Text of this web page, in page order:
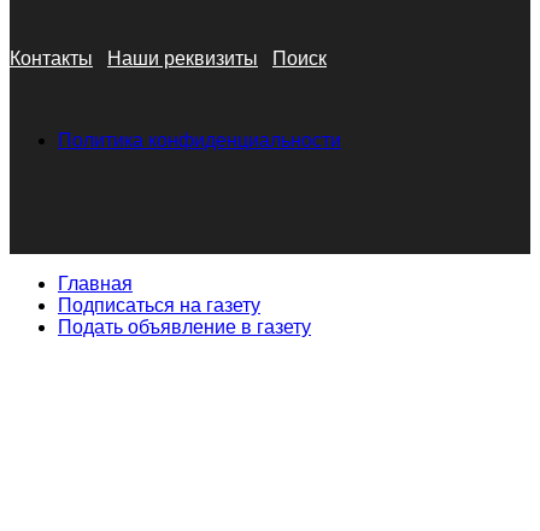
Контакты Наши реквизиты Поиск
Политика конфиденциальности
Главная
Подписаться на газету
Подать объявление в газету